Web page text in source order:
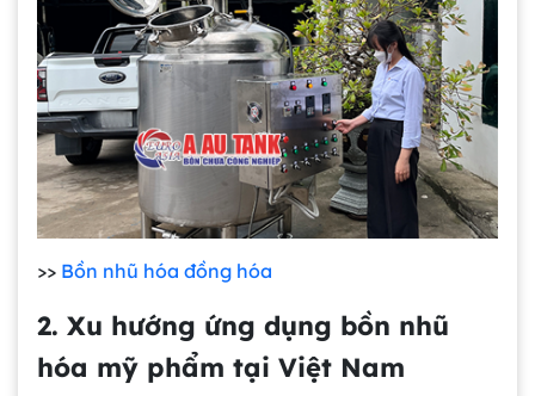
>> Bồn nhũ hóa đồng hóa
2. Xu hướng ứng dụng bồn nhũ
hóa mỹ phẩm tại Việt Nam